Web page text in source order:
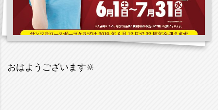
おはようございます🔆